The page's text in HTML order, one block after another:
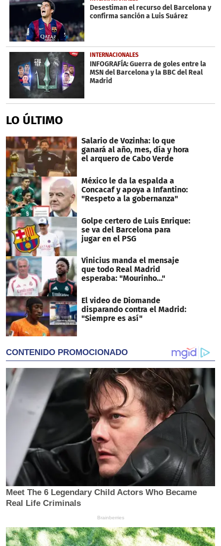
Desestiman el recurso del Barcelona y
confirma sanción a Luis Suárez
INTERNACIONALES
INFOGRAFÍA: Guerra de goles entre la
MSN del Barcelona y la BBC del Real
Madrid
LO ÚLTIMO
Salario de Vozinha: lo que
ganará al año, mes, día y hora
el arquero de Cabo Verde
México le da la espalda a
Concacaf y apoya a Infantino:
"Respeto a la gobernanza"
Golpe certero de Luis Enrique:
se va del Barcelona para
jugar en el PSG
Vinicius manda el mensaje
que todo Real Madrid
esperaba: "Mourinho..."
El video de Diomande
disparando contra el Madrid:
"Siempre es así"